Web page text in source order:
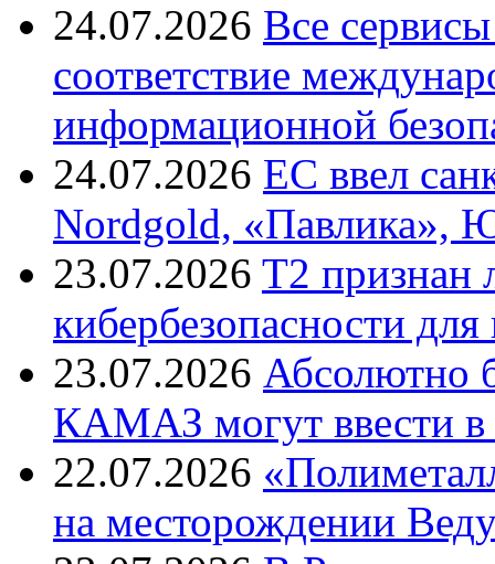
24.07.2026 Все
соответствие
информационной
24.07.2026 ЕС ввел
Nordgold, «Павлика»,
23.07.2026 T2 признан
кибербезопасности
23.07.2026 Абсолютно
КАМАЗ могут ввести в
22.07.2026
на месторождении